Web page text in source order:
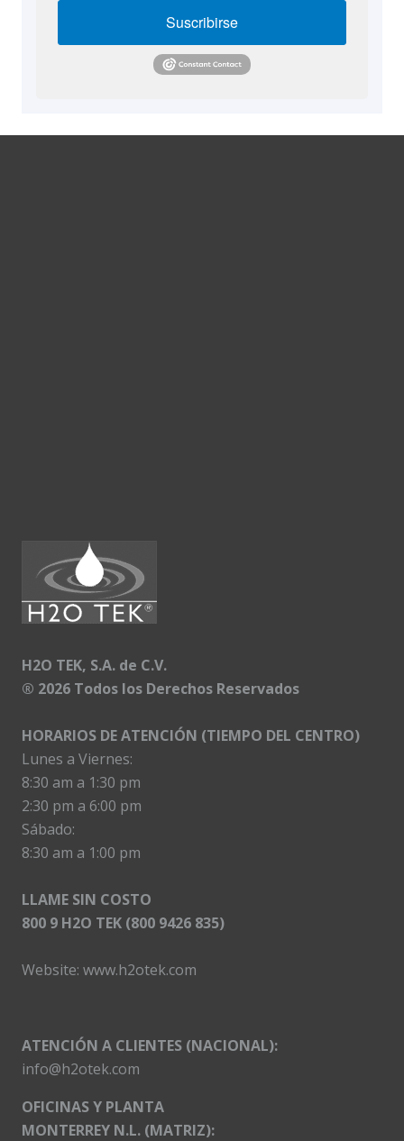
Suscribirse
H2O TEK, S.A. de C.V.
® 2026 Todos los Derechos Reservados
HORARIOS DE ATENCIÓN (TIEMPO DEL CENTRO)
Lunes a Viernes:
8:30 am a 1:30 pm
2:30 pm a 6:00 pm
Sábado:
8:30 am a 1:00 pm
LLAME SIN COSTO
800 9 H2O TEK (800 9426 835)
Website: www.h2otek.com
ATENCIÓN A CLIENTES (NACIONAL):
info@h2otek.com
OFICINAS Y PLANTA
MONTERREY N.L. (MATRIZ):